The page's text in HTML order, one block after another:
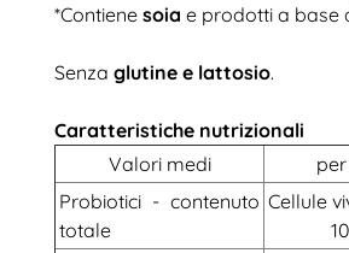
*Contiene soia e prodotti a base
Senza glutine e lattosio.
Caratteristiche nutrizionali
Valori medi
Probiotici - contenuto
totale
Cellule